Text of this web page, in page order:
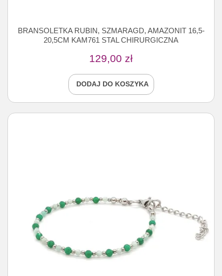
BRANSOLETKA RUBIN, SZMARAGD, AMAZONIT 16,5-
20,5CM KAM761 STAL CHIRURGICZNA
129,00 zł
DODAJ DO KOSZYKA